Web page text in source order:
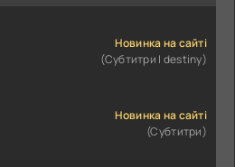
Новинка на сайті
(Субтитри | destiny)
Новинка на сайті
(Субтитри)